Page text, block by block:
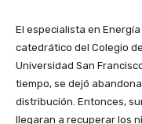
El especialista en
catedrático del Colegio
Universidad San
tiempo, se dejó
distribución. Entonces,
llegaran a recuperar los